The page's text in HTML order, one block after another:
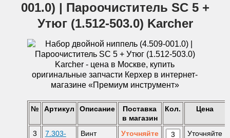
001.0) | Пароочиститель SC 5 +
Утюг (1.512-503.0) Karcher
№ Артикул Описание
Поставка
в магазин
Кол. Цена
3
7.303-
Винт
Уточняйте Уточняйте